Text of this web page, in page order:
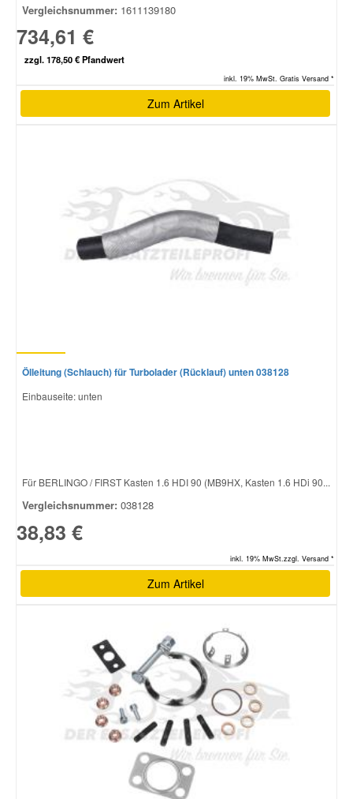
Vergleichsnummer: 1611139180
734,61 €
zzgl. 178,50 € Pfandwert
inkl. 19% MwSt. Gratis Versand *
Zum Artikel
Ölleitung (Schlauch) für Turbolader (Rücklauf) unten 038128
Einbauseite: unten
Für BERLINGO / FIRST Kasten 1.6 HDI 90 (MB9HX, Kasten 1.6 HDi 90...
Vergleichsnummer: 038128
38,83 €
inkl. 19% MwSt.zzgl. Versand *
Zum Artikel